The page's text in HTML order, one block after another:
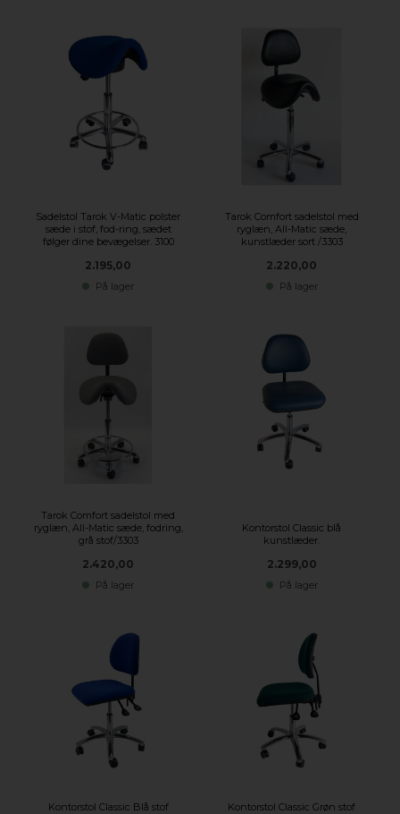
Sadelstol Tarok V-Matic polster
sæde i stof, fod-ring, sædet
følger dine bevægelser. 3100
2.195,00
På lager
Tarok Comfort sadelstol med
ryglæn, All-Matic sæde,
kunstlæder sort /3303
2.220,00
På lager
Tarok Comfort sadelstol med
ryglæn, All-Matic sæde, fodring,
grå stof/3303
2.420,00
På lager
Kontorstol Classic blå
kunstlæder.
2.299,00
På lager
Kontorstol Classic Blå stof Kontorstol Classic Grøn stof